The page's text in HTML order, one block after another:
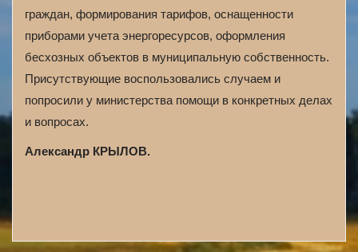
граждан, формирования тарифов, оснащенности
приборами учета энергоресурсов, оформления
бесхозных объектов в муниципальную собственность.
Присутствующие воспользовались случаем и
попросили у министерства помощи в конкретных делах
и вопросах.
Александр КРЫЛОВ.